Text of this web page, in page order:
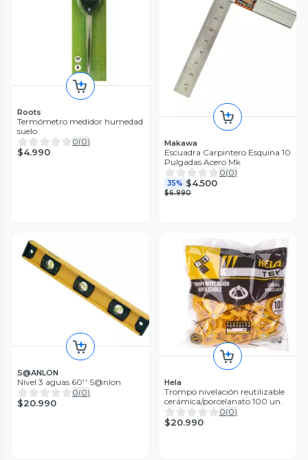
Roots
Termómetro medidor humedad
suelo
0(0)
$4.990
Makawa
Escuadra Carpintero Esquina 10
Pulgadas Acero Mk
0(0)
35% $4.500
$6.990
S@ANLON
Nivel 3 aguas 60'' S@nlon
0(0)
$20.990
Hela
Trompo nivelación reutilizable
cerámica/porcelanato 100 un.
0(0)
$20.990